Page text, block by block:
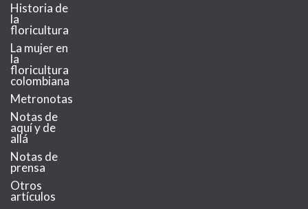
Historia de
la
floricultura
La mujer en
la
floricultura
colombiana
Metronotas
Notas de
aquí y de
allá
Notas de
prensa
Otros
artículos